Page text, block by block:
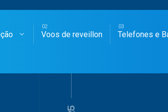
AÉREAS
Voos de reveillon Telefones e